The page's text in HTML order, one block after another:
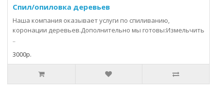
Спил/опиловка деревьев
Наша компания оказывает услуги по спиливанию,
коронации деревьев.Дополнительно мы готовы:Измельчить
..
3000р.